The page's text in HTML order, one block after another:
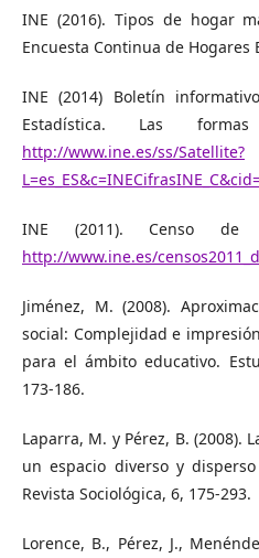
INE (2016). Tipos de hogar
Encuesta Continua de Hogares
INE (2014) Boletín
Estadística. Las
http://www.ine.es/ss/Satellite?
INE (2011). Censo de
http://www.ine.es/
Jiménez, M. (2008).
social: Complejidad e
para el ámbito educativo.
173-186.
Laparra, M. y Pérez, B. (2008).
un espacio diverso y
Revista Sociológica, 6, 175-293.
Lorence, B., Pérez, J.,